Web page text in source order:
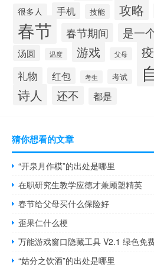
很多人 手机 技能 攻略
春节 春节期间 是一
汤圆 温度 游戏 父母
礼物 红包 考生 考试
诗人 还不 都是
猜你想看的文章
“开泉月作模”的出处是哪里
在职研究生教学应德才兼顾塑精英
春节给父母买什么保险好
歪果仁什么梗
“姑分之饮酒”的出处是哪里